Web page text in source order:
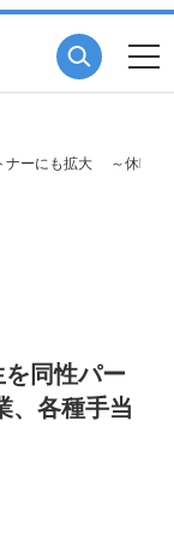
ナーにも拡大 ～休暇や
同性パー
、各種手当